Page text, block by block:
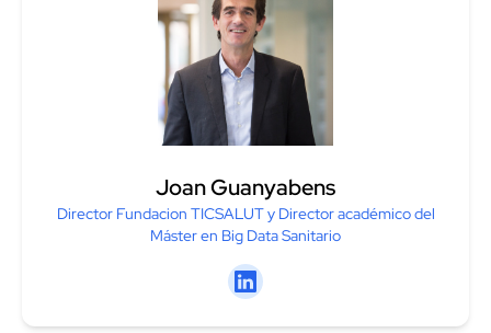
de datos para recopilar, procesar y
analizar información del mercado
farmacéutico. Estos especialistas
pueden ayudar a las empresas
farmacéuticas a comprender las
tendencias del mercado,
negocio y evaluar el rendimiento
de productos existentes.
Joan Guanyabens
Director Fundacion TICSALUT y Director académico del
Máster en Big Data Sanitario
Linkedin